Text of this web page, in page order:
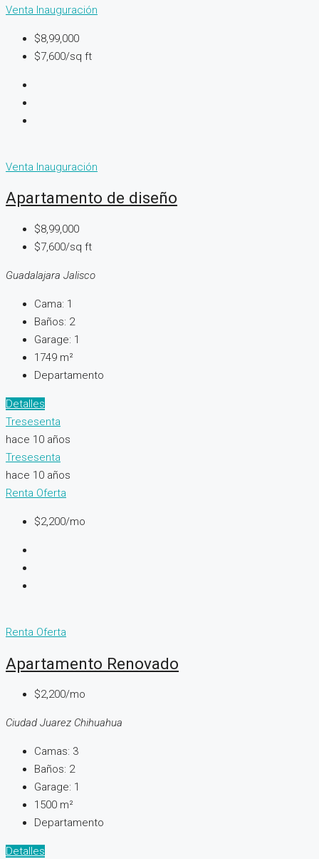
Venta Inauguración
$8,99,000
$7,600/sq ft
Venta Inauguración
Apartamento de diseño
$8,99,000
$7,600/sq ft
Guadalajara Jalisco
Cama: 1
Baños: 2
Garage: 1
1749 m²
Departamento
Detalles
Tresesenta
hace 10 años
Tresesenta
hace 10 años
Renta Oferta
$2,200/mo
Renta Oferta
Apartamento Renovado
$2,200/mo
Ciudad Juarez Chihuahua
Camas: 3
Baños: 2
Garage: 1
1500 m²
Departamento
Detalles